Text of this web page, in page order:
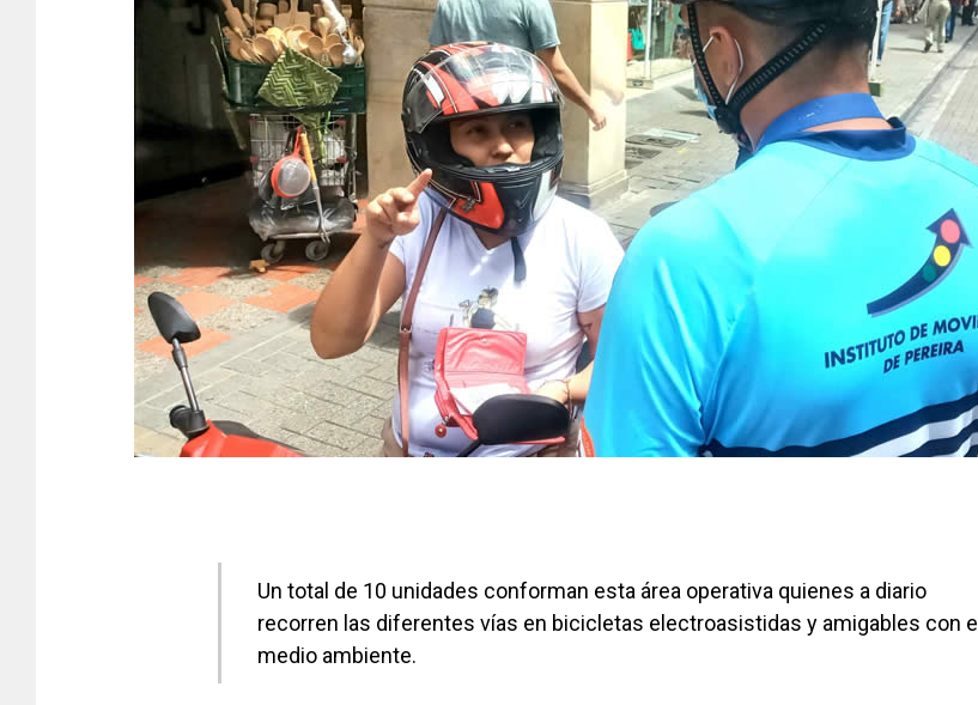
Un total de 10 unidades conforman esta área operativa quienes a diario
recorren las diferentes vías en bicicletas electroasistidas y amigables con el
medio ambiente.